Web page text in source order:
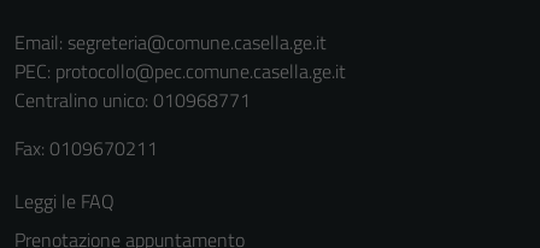
Email: segreteria@comune.casella.ge.it
PEC: protocollo@pec.comune.casella.ge.it
Centralino unico: 010968771
Fax: 0109670211
Leggi le FAQ
Prenotazione appuntamento
Tecnici
Questi cookie